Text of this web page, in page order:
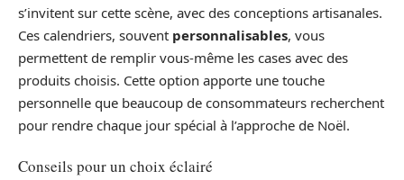
s’invitent sur cette scène, avec des conceptions artisanales.
Ces calendriers, souvent personnalisables, vous
permettent de remplir vous-même les cases avec des
produits choisis. Cette option apporte une touche
personnelle que beaucoup de consommateurs recherchent
pour rendre chaque jour spécial à l’approche de Noël.
Conseils pour un choix éclairé